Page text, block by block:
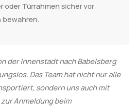
oder Türrahmen sicher vor
bewahren.
der Innenstadt nach Babelsberg
Das Team hat nicht nur alle
sondern uns auch mit
Anmeldung beim